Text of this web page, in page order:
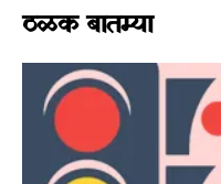
ठळक बातम्या